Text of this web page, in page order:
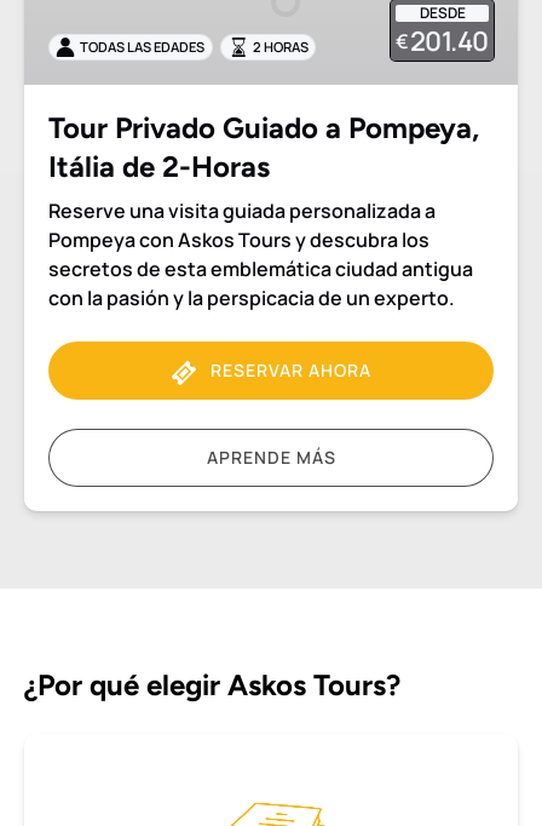
Itália
de
Horas
DESDE
€201.40
TODAS LAS EDADES 2 HORAS
Tour Privado Guiado a Pompeya,
Itália de 2-Horas
Reserve una visita guiada personalizada a
Pompeya con Askos Tours y descubra los
secretos de esta emblemática ciudad antigua
con la pasión y la perspicacia de un experto.
RESERVAR AHORA
APRENDE MÁS
¿Por qué elegir Askos Tours?